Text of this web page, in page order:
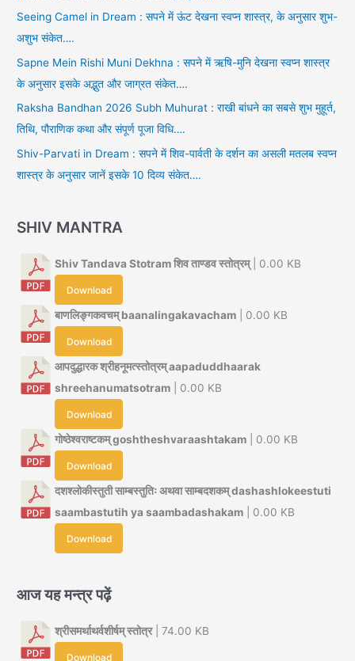
Seeing Camel in Dream : सपने में ऊंट देखना स्वप्न शास्त्र, के अनुसार शुभ-
अशुभ संकेत….
Sapne Mein Rishi Muni Dekhna : सपने में ऋषि-मुनि देखना स्वप्न शास्त्र
के अनुसार इसके अद्भुत और जाग्रत संकेत….
Raksha Bandhan 2026 Subh Muhurat : राखी बांधने का सबसे शुभ मुहूर्त,
तिथि, पौराणिक कथा और संपूर्ण पूजा विधि….
Shiv-Parvati in Dream : सपने में शिव-पार्वती के दर्शन का असली मतलब स्वप्न
शास्त्र के अनुसार जानें इसके 10 दिव्य संकेत….
SHIV MANTRA
Shiv Tandava Stotram शिव ताण्डव स्तोत्रम्| 0.00 KB
Download
बाणलिङ्गकवचम् baanalingakavacham | 0.00 KB
Download
आपदुद्धारक श्रीहनूमत्स्तोत्रम् aapaduddhaarak
shreehanumatsotram | 0.00 KB
Download
गोष्ठेश्वराष्टकम् goshtheshvaraashtakam | 0.00 KB
Download
दशश्लोकीस्तुती साम्बस्तुतिः अथवा साम्बदशकम् dashashlokeestuti
saambastutih ya saambadashakam | 0.00 KB
Download
आज यह मन्त्र पढ़ें
श्रीसमर्थाथर्वशीर्षम् स्तोत्र| 74.00 KB
Download